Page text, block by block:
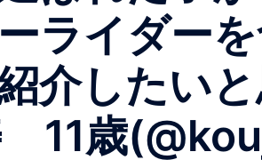
ライダー
介したい
11歳